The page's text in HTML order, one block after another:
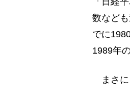
数など
でに
1989年
まさに